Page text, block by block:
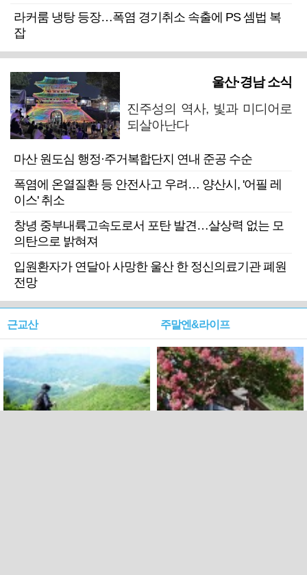
라커룸 냉탕 등장…폭염 경기취소 속출에 PS 셈법 복
잡
울산·경남 소식
진주성의 역사, 빛과 미디어로
되살아난다
마산 원도심 행정·주거복합단지 연내 준공 수순
폭염에 온열질환 등 안전사고 우려… 양산시, '어필 레
이스' 취소
창녕 중부내륙고속도로서 포탄 발견…살상력 없는 모
의탄으로 밝혀져
입원환자가 연달아 사망한 울산 한 정신의료기관 폐원
전망
근교산 주말엔&라이프